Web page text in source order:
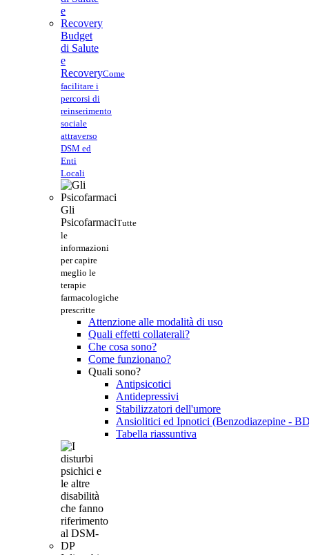
Budget
di Salute
e
RecoveryCome
facilitare i
percorsi di
reinserimento
sociale
attraverso
DSM ed
Enti
Locali
Gli
PsicofarmaciTutte
le
informazioni
per capire
meglio le
terapie
farmacologiche
prescritte
Attenzione alle modalità di uso
Quali effetti collaterali?
Che cosa sono?
Come funzionano?
Quali sono?
Antipsicotici
Antidepressivi
Stabilizzatori dell'umore
Ansiolitici ed Ipnotici (Benzodiazepine -
Tabella riassuntiva